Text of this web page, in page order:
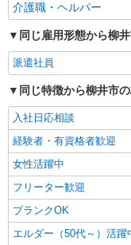
介護職・ヘルパー
同じ雇用形態から柳
派遣社員
同じ特徴から柳井市
入社日応相談
経験者・有資格者歓迎
女性活躍中
フリーター歓迎
ブランクOK
エルダー（50代～）活躍